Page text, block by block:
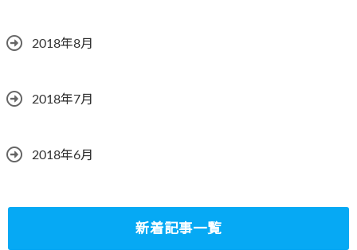
2018年8月
2018年7月
2018年6月
新着記事一覧